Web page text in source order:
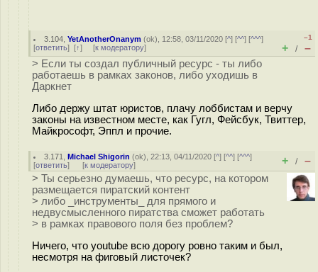
3.104 ,YetAnotherOnanym (ok), 12:58, 03/11/2020 [^] [^^] [^^^]
[ответить] [↑] [к модератору]
–1
+ / –
> Если ты создал публичный ресурс - ты либо
работаешь в рамках законов, либо уходишь в
Даркнет
Либо держу штат юристов, плачу лоббистам и верчу
законы на известном месте, как Гугл, Фейсбук, Твиттер,
Майкрософт, Эппл и прочие.
3.171 ,Michael Shigorin (ok), 22:13, 04/11/2020 [^] [^^] [^^^]
[ответить] [к модератору] + / –
> Ты серьезно думаешь, что ресурс, на котором
размещается пиратский контент
> либо _инструменты_ для прямого и
недвусмысленного пиратства сможет работать
> в рамках правового поля без проблем?
Ничего, что youtube всю дорогу ровно таким и был,
несмотря на фиговый листочек?